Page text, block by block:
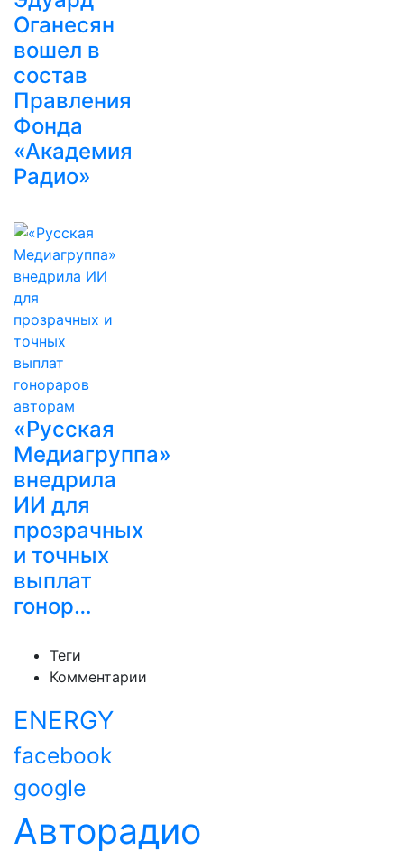
Оганесян
вошел в
состав
Правления
Фонда
«Академия
Радио»
«Русская
Медиагруппа»
внедрила
ИИ для
прозрачных
и точных
выплат
гонор…
Теги
Комментарии
ENERGY
facebook
google
Авторадио